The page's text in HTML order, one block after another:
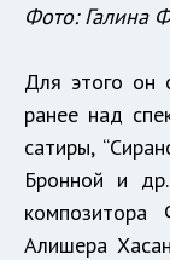
Фото: Галина
Для этого он
ранее над
сатиры,
Бронной и
композитора
Алишера